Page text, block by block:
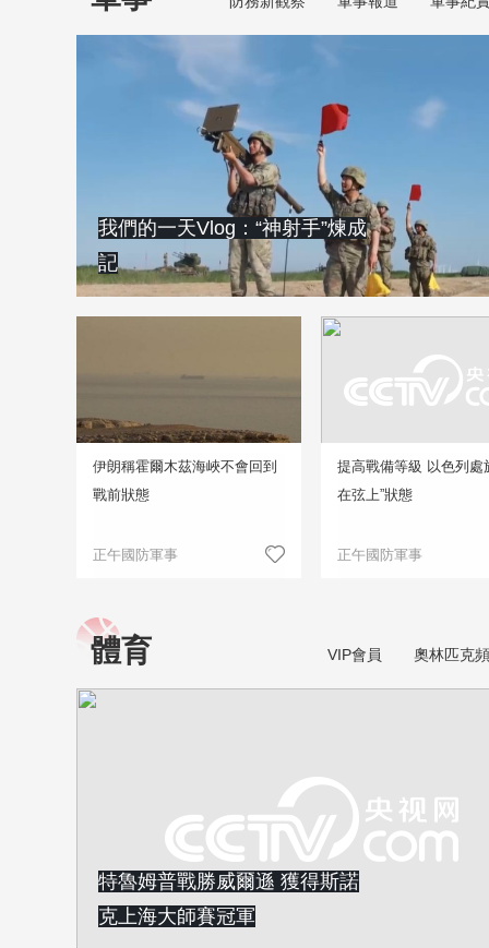
我們的一天Vlog：“神射手”煉成
記
伊朗稱霍爾木茲海峽不會回到
戰前狀態
正午國防軍事
提高戰備等級 以色列處
在弦上”狀態
正午國防軍事
體育 VIP會員 奧林匹克
特魯姆普戰勝威爾遜 獲得斯諾
克上海大師賽冠軍